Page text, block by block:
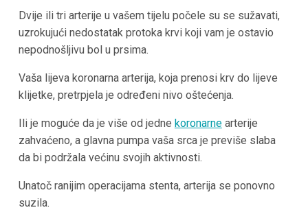
Dvije ili tri arterije u vašem tijelu počele su se sužavati,
uzrokujući nedostatak protoka krvi koji vam je ostavio
nepodnošljivu bol u prsima.
Vaša lijeva koronarna arterija, koja prenosi krv do lijeve
klijetke, pretrpjela je određeni nivo oštećenja.
Ili je moguće da je više od jedne koronarnearterije
zahvaćeno, a glavna pumpa vaša srca je previše slaba
da bi podržala većinu svojih aktivnosti.
Unatoč ranijim operacijama stenta, arterija se ponovno
suzila.